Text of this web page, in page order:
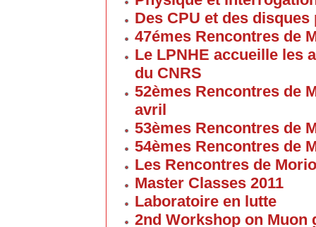
Des CPU et des
47émes Rencontres de
Le LPNHE accueille les
du CNRS
52èmes Rencontres de
avril
53èmes Rencontres de
54èmes Rencontres de
Les Rencontres de
Master Classes 2011
Laboratoire en lutte
2nd Workshop on Muon